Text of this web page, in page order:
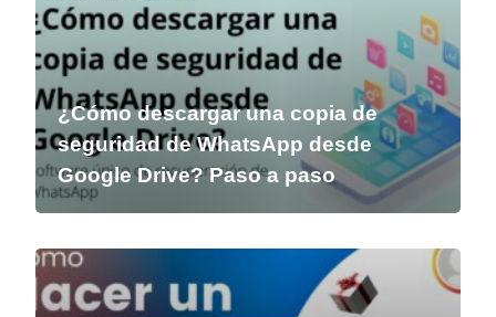
¿Cómo descargar una copia de
seguridad de WhatsApp desde
Google Drive? Paso a paso